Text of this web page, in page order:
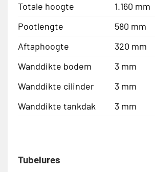
Totale hoogte
1.160 mm
Pootlengte
580 mm
Aftaphoogte
320 mm
Wanddikte bodem
3 mm
Wanddikte cilinder
3 mm
Wanddikte tankdak
3 mm
Tubelures